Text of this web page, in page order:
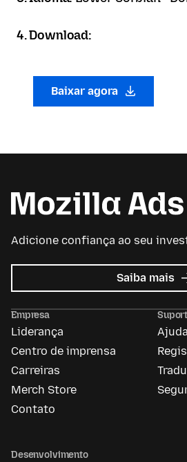
4. Download:
Baixar agora
Adicione confiança ao seu
Saiba mais
Empresa
Liderança
Centro de imprensa
Carreiras
Merch Store
Contato
Desenvolvimento